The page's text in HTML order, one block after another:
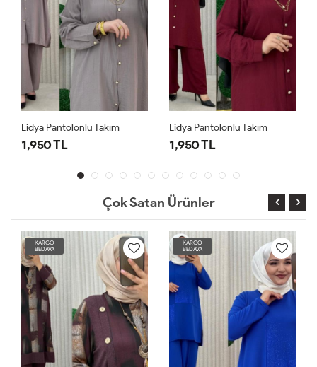
Lidya Pantolonlu Takım
1,950 TL
Lidya Pantolonlu Takım
1,950 TL
Çok Satan Ürünler
KARGO
BEDAVA
KARGO
BEDAVA